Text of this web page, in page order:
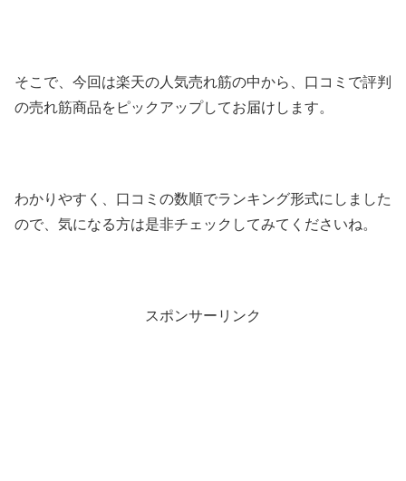
そこで、今回は楽天の人気売れ筋の中から、口コミで評判
の売れ筋商品をピックアップしてお届けします。
わかりやすく、口コミの数順でランキング形式にしました
ので、気になる方は是非チェックしてみてくださいね。
スポンサーリンク